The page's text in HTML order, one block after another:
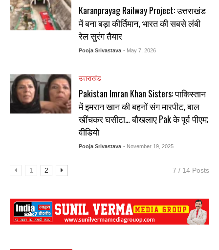
Karanprayag Railway Project: उत्तराखंड
में बना बड़ा कीर्तिमान, भारत की सबसे लंबी
रेल सुरंग तैयार
Pooja Srivastava - May 7, 2026
उत्तराखंड
Pakistan Imran Khan Sisters: पाकिस्तान
में इमरान खान की बहनों संग मारपीट, बाल
खींचकर घसीटा… बौखलाए Pak के पूर्व पीएम;
वीडियो
Pooja Srivastava - November 19, 2025
1 2 7 / 14 Posts